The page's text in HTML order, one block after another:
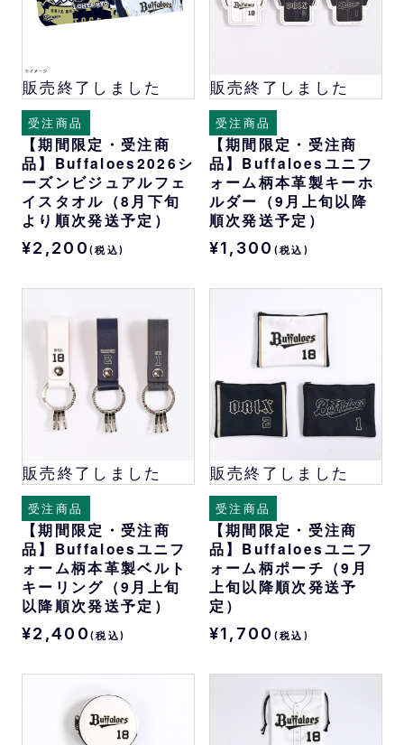
販売終了しました
受注商品
【期間限定・受注商
品】Buffaloes2026シ
ーズンビジュアルフェ
イスタオル（8月下旬
より順次発送予定）
¥2,200 (税込)
販売終了しました
受注商品
【期間限定・受注商
品】Buffaloesユニフ
ォーム柄本革製キーホ
ルダー（9月上旬以降
順次発送予定）
¥1,300 (税込)
販売終了しました
受注商品
【期間限定・受注商
品】Buffaloesユニフ
ォーム柄本革製ベルト
キーリング（9月上旬
以降順次発送予定）
¥2,400 (税込)
販売終了しました
受注商品
【期間限定・受注商
品】Buffaloesユニフ
ォーム柄ポーチ（9月
上旬以降順次発送予
定）
¥1,700 (税込)